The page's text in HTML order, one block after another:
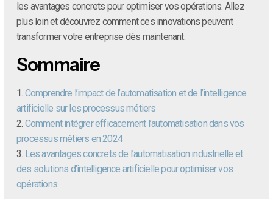
les avantages concrets pour optimiser vos opérations. Allez
plus loin et découvrez comment ces innovations peuvent
transformer votre entreprise dès maintenant.
Sommaire
1. Comprendre l’impact de l’automatisation et de l’intelligence
artificielle sur les processus métiers
2. Comment intégrer efficacement l’automatisation dans vos
processus métiers en 2024
3. Les avantages concrets de l’automatisation industrielle et
des solutions d’intelligence artificielle pour optimiser vos
opérations